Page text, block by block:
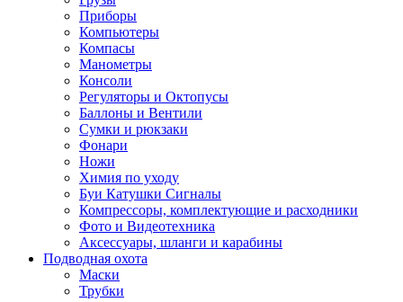
Приборы
Компьютеры
Компасы
Манометры
Консоли
Регуляторы и Октопусы
Баллоны и Вентили
Сумки и рюкзаки
Фонари
Ножи
Химия по уходу
Буи Катушки Сигналы
Компрессоры, комплектующие и расходники
Фото и Видеотехника
Аксессуары, шланги и карабины
Подводная охота
Маски
Трубки